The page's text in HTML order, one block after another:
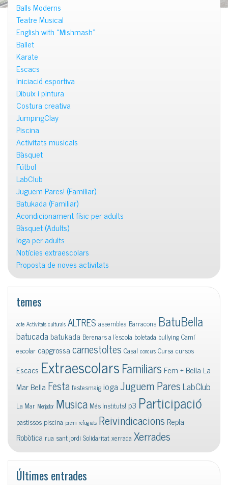
Balls Moderns
Teatre Musical
English with «Mishmash»
Ballet
Karate
Escacs
Iniciació esportiva
Dibuix i pintura
Costura creativa
JumpingClay
Piscina
Activitats musicals
Bàsquet
Fútbol
LabClub
Juguem Pares! (Familiar)
Batukada (Familiar)
Acondicionament físic per adults
Bàsquet (Adults)
Ioga per adults
Notícies extraescolars
Proposta de noves activitats
temes
acte Activitats culturals ALTRES assemblea Barracons BatuBella
batucadabatukada Berenars a l'escola boletada bullyingCamí
escolar capgrossacarnestoltes Casal concurs Cursa cursos
Escacs ExtraescolarsFamiliars Fem + Bella La
Mar Bella FestafestesmaigiogaJuguem ParesLabClub
La Mar Menjador Musica Més Instituts! p3 Participació
pastissos piscina premi refugiats Reivindicacions Repla
Robòtica rua sant jordi Solidaritatxerrada Xerrades
Últimes entrades